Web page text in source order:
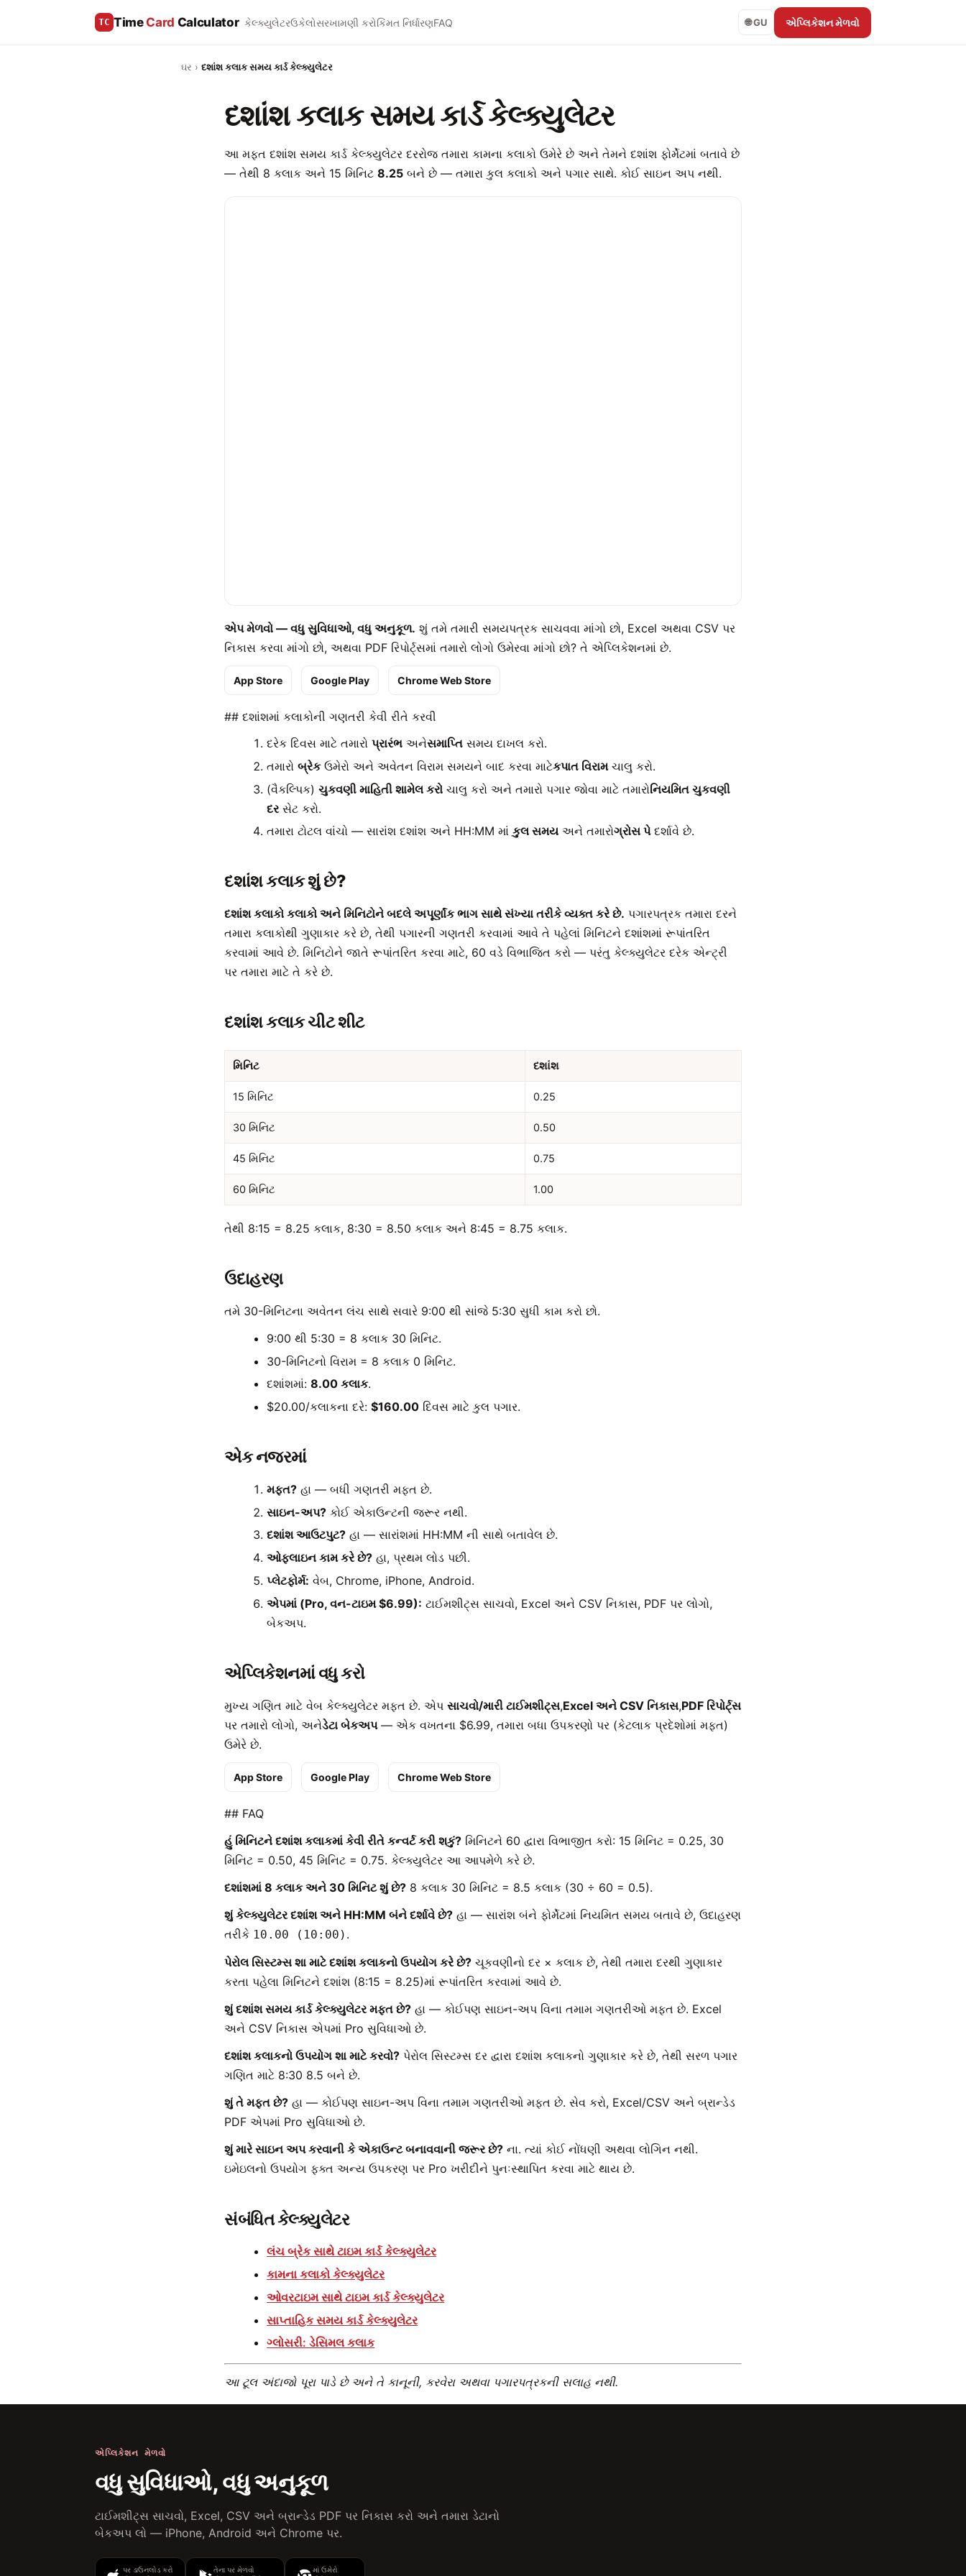
TC Time Card Calculator કેલ્ક્યુલેટરઉકેલોસરખામણી કરોકિંમત નિર્ધારણFAQ 🌐 GU એપ્લિકેશન મેળવો
ઘર › દશાંશ કલાક સમય કાર્ડ કેલ્ક્યુલેટર
દશાંશ કલાક સમય કાર્ડ કેલ્ક્યુલેટર
આ મફત દશાંશ સમય કાર્ડ કેલ્ક્યુલેટર દરરોજ તમારા કામના કલાકો ઉમેરે છે અને તેમને દશાંશ ફોર્મેટમાં બતાવે છે
— તેથી 8 કલાક અને 15 મિનિટ 8.25 બને છે — તમારા કુલ કલાકો અને પગાર સાથે. કોઈ સાઇન અપ નથી.
એપ મેળવો — વધુ સુવિધાઓ, વધુ અનુકૂળ. શું તમે તમારી સમયપત્રક સાચવવા માંગો છો, Excel અથવા CSV પર
નિકાસ કરવા માંગો છો, અથવા PDF રિપોર્ટ્સમાં તમારો લોગો ઉમેરવા માંગો છો? તે એપ્લિકેશનમાં છે.
App Store Google Play Chrome Web Store
## દશાંશમાં કલાકોની ગણતરી કેવી રીતે કરવી
દરેક દિવસ માટે તમારોપ્રારંભ અનેસમાપ્તિ સમય દાખલ કરો.
તમારોબ્રેકઉમેરો અને અવેતન વિરામ સમયને બાદ કરવા માટેકપાત વિરામચાલુ કરો.
(વૈકલ્પિક)ચુકવણી માહિતી શામેલ કરો ચાલુ કરો અને તમારો પગાર જોવા માટે તમારોનિયમિત ચુકવણી
દરસેટ કરો.
તમારા ટોટલ વાંચો — સારાંશ દશાંશ અને HH:MM માંકુલ સમય અને તમારોગ્રોસ પેદર્શાવે છે.
દશાંશ કલાક શું છે?
દશાંશ કલાકો કલાકો અને મિનિટોને બદલે અપૂર્ણાંક ભાગ સાથે સંખ્યા તરીકે વ્યક્ત કરે છે. પગારપત્રક તમારા દરને
તમારા કલાકોથી ગુણાકાર કરે છે, તેથી પગારની ગણતરી કરવામાં આવે તે પહેલાં મિનિટને દશાંશમાં રૂપાંતરિત
કરવામાં આવે છે. મિનિટોને જાતે રૂપાંતરિત કરવા માટે, 60 વડે વિભાજિત કરો — પરંતુ કેલ્ક્યુલેટર દરેક એન્ટ્રી
પર તમારા માટે તે કરે છે.
દશાંશ કલાક ચીટ શીટ
મિનિટ દશાંશ
15 મિનિટ 0.25
30 મિનિટ 0.50
45 મિનિટ 0.75
60 મિનિટ 1.00
તેથી 8:15 = 8.25 કલાક, 8:30 = 8.50 કલાક અને 8:45 = 8.75 કલાક.
ઉદાહરણ
તમે 30-મિનિટના અવેતન લંચ સાથે સવારે 9:00 થી સાંજે 5:30 સુધી કામ કરો છો.
9:00 થી 5:30 = 8 કલાક 30 મિનિટ.
30-મિનિટનો વિરામ = 8 કલાક 0 મિનિટ.
દશાંશમાં:8.00 કલાક.
$20.00/કલાકના દરે:$160.00 દિવસ માટે કુલ પગાર.
એક નજરમાં
મફત? હા — બધી ગણતરી મફત છે.
સાઇન-અપ? કોઈ એકાઉન્ટની જરૂર નથી.
દશાંશ આઉટપુટ? હા — સારાંશમાં HH:MM ની સાથે બતાવેલ છે.
ઓફલાઇન કામ કરે છે? હા, પ્રથમ લોડ પછી.
પ્લેટફોર્મ: વેબ, Chrome, iPhone, Android.
એપમાં (Pro, વન-ટાઇમ $6.99): ટાઈમશીટ્સ સાચવો, Excel અને CSV નિકાસ, PDF પર લોગો,
બેકઅપ.
એપ્લિકેશનમાં વધુ કરો
મુખ્ય ગણિત માટે વેબ કેલ્ક્યુલેટર મફત છે. એપ સાચવો/મારી ટાઈમશીટ્સ,Excel અને CSV નિકાસ,PDF રિપોર્ટ્સ
પર તમારો લોગો, અનેડેટા બેકઅપ— એક વખતના $6.99, તમારા બધા ઉપકરણો પર (કેટલાક પ્રદેશોમાં મફત)
ઉમેરે છે.
App Store Google Play Chrome Web Store
## FAQ
હું મિનિટને દશાંશ કલાકમાં કેવી રીતે કન્વર્ટ કરી શકું? મિનિટને 60 દ્વારા વિભાજીત કરો: 15 મિનિટ = 0.25, 30
મિનિટ = 0.50, 45 મિનિટ = 0.75. કેલ્ક્યુલેટર આ આપમેળે કરે છે.
દશાંશમાં 8 કલાક અને 30 મિનિટ શું છે? 8 કલાક 30 મિનિટ = 8.5 કલાક (30 ÷ 60 = 0.5).
શું કેલ્ક્યુલેટર દશાંશ અને HH:MM બંને દર્શાવે છે? હા — સારાંશ બંને ફોર્મેટમાં નિયમિત સમય બતાવે છે, ઉદાહરણ
તરીકે 10.00 (10:00) .
પેરોલ સિસ્ટમ્સ શા માટે દશાંશ કલાકનો ઉપયોગ કરે છે? ચૂકવણીનો દર × કલાક છે, તેથી તમારા દરથી ગુણાકાર
કરતા પહેલા મિનિટને દશાંશ (8:15 = 8.25)માં રૂપાંતરિત કરવામાં આવે છે.
શું દશાંશ સમય કાર્ડ કેલ્ક્યુલેટર મફત છે? હા — કોઈપણ સાઇન-અપ વિના તમામ ગણતરીઓ મફત છે. Excel
અને CSV નિકાસ એપમાં Pro સુવિધાઓ છે.
દશાંશ કલાકનો ઉપયોગ શા માટે કરવો? પેરોલ સિસ્ટમ્સ દર દ્વારા દશાંશ કલાકનો ગુણાકાર કરે છે, તેથી સરળ પગાર
ગણિત માટે 8:30 8.5 બને છે.
શું તે મફત છે? હા — કોઈપણ સાઇન-અપ વિના તમામ ગણતરીઓ મફત છે. સેવ કરો, Excel/CSV અને બ્રાન્ડેડ
PDF એપમાં Pro સુવિધાઓ છે.
શું મારે સાઇન અપ કરવાની કે એકાઉન્ટ બનાવવાની જરૂર છે? ના. ત્યાં કોઈ નોંધણી અથવા લોગિન નથી.
ઇમેઇલનો ઉપયોગ ફક્ત અન્ય ઉપકરણ પર Pro ખરીદીને પુનઃસ્થાપિત કરવા માટે થાય છે.
સંબંધિત કેલ્ક્યુલેટર
લંચ બ્રેક સાથે ટાઇમ કાર્ડ કેલ્ક્યુલેટર
કામના કલાકો કેલ્ક્યુલેટર
ઓવરટાઇમ સાથે ટાઇમ કાર્ડ કેલ્ક્યુલેટર
સાપ્તાહિક સમય કાર્ડ કેલ્ક્યુલેટર
ગ્લોસરી: ડેસિમલ કલાક
આ ટૂલ અંદાજો પૂરા પાડે છે અને તે કાનૂની, કરવેરા અથવા પગારપત્રકની સલાહ નથી.
એપ્લિકેશન મેળવો
વધુ સુવિધાઓ, વધુ અનુકૂળ
ટાઈમશીટ્સ સાચવો, Excel, CSV અને બ્રાન્ડેડ PDF પર નિકાસ કરો અને તમારા ડેટાનો
બેકઅપ લો — iPhone, Android અને Chrome પર.
પર ડાઉનલોડ કરો તેના પર મેળવો માં ઉમેરો